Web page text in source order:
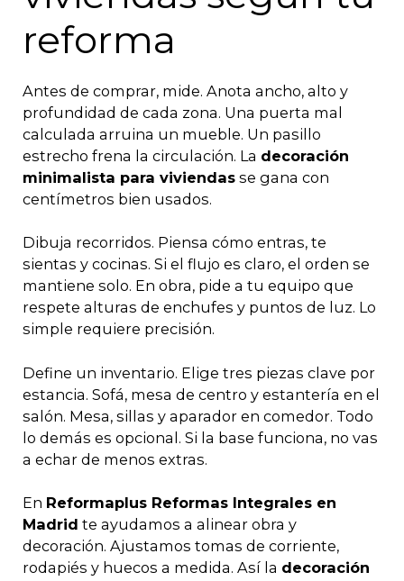
reforma
Antes de comprar, mide. Anota ancho, alto y
profundidad de cada zona. Una puerta mal
calculada arruina un mueble. Un pasillo
estrecho frena la circulación. La decoración
minimalista para viviendas se gana con
centímetros bien usados.
Dibuja recorridos. Piensa cómo entras, te
sientas y cocinas. Si el flujo es claro, el orden se
mantiene solo. En obra, pide a tu equipo que
respete alturas de enchufes y puntos de luz. Lo
simple requiere precisión.
Define un inventario. Elige tres piezas clave por
estancia. Sofá, mesa de centro y estantería en el
salón. Mesa, sillas y aparador en comedor. Todo
lo demás es opcional. Si la base funciona, no vas
a echar de menos extras.
En Reformaplus Reformas Integrales en
Madrid te ayudamos a alinear obra y
decoración. Ajustamos tomas de corriente,
rodapiés y huecos a medida. Así la decoración